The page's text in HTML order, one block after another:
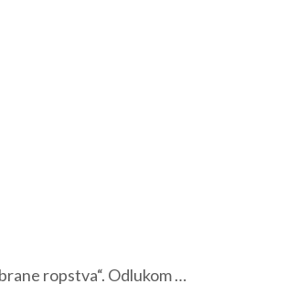
ropstva“. Odlukom …